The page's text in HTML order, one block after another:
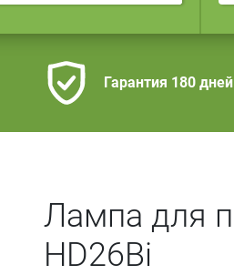
Гарантия 180 дней
Лампа для
HD26Bi